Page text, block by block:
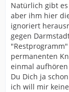
Natürlich gibt
aber ihm hier
ignoriert
gegen
permanenten
einmal
Du Dich ja
ich will mir